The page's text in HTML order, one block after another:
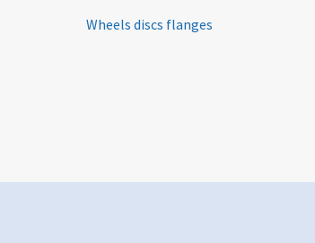
Wheels discs flanges